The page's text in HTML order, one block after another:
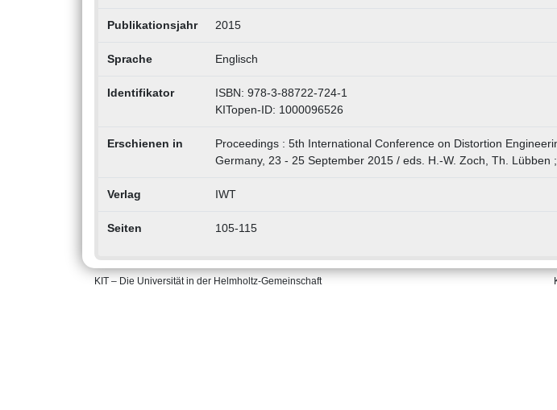
Publikationsjahr 2015
Sprache Englisch
Identifikator
ISBN: 978-3-88722-724-1
KITopen-ID: 1000096526
Erschienen in
Proceedings : 5th International Conference on Distortion
Germany, 23 - 25 September 2015 / eds. H.-W. Zoch, Th. Lübben
Verlag IWT
Seiten 105-115
KIT – Die Universität in der Helmholtz-Gemeinschaft